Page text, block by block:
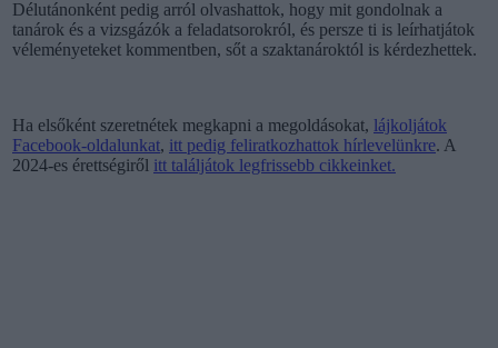
Délutánonként pedig arról olvashattok, hogy mit gondolnak a
tanárok és a vizsgázók a feladatsorokról, és persze ti is leírhatjátok
véleményeteket kommentben, sőt a szaktanároktól is kérdezhettek.
Ha elsőként szeretnétek megkapni a megoldásokat, lájkoljátok
Facebook-oldalunkat, itt pedig feliratkozhattok hírlevelünkre. A
2024-es érettségiről itt találjátok legfrissebb cikkeinket.